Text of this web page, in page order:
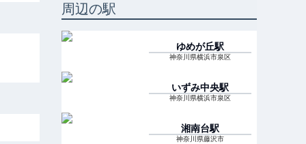
周辺の駅
ゆめが丘駅
神奈川県横浜市泉区
いずみ中央駅
神奈川県横浜市泉区
湘南台駅
神奈川県藤沢市